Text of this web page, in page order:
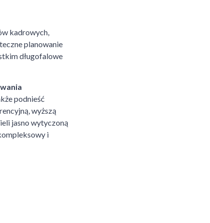
kadrowych,
planowanie
długofalowe
podnieść
wyższą
jasno wytyczoną
i